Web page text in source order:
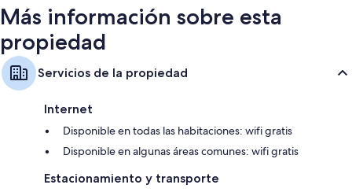
Más información sobre esta
propiedad
Servicios de la propiedad
Internet
Disponible en todas las habitaciones: wifi gratis
Disponible en algunas áreas comunes: wifi gratis
Estacionamiento y transporte